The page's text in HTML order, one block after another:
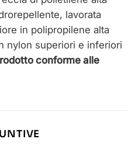
lavorata
in polipropilene alta
nylon superiori e inferiori
conforme alle